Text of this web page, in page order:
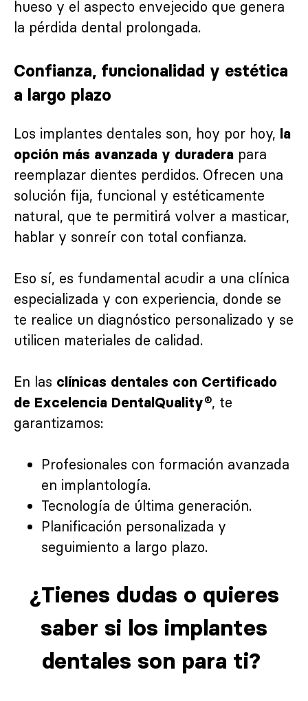
hueso y el aspecto envejecido que genera
la pérdida dental prolongada.
Confianza, funcionalidad y estética
a largo plazo
Los implantes dentales son, hoy por hoy, la
opción más avanzada y duradera para
reemplazar dientes perdidos. Ofrecen una
solución fija, funcional y estéticamente
natural, que te permitirá volver a masticar,
hablar y sonreír con total confianza.
Eso sí, es fundamental acudir a una clínica
especializada y con experiencia, donde se
te realice un diagnóstico personalizado y se
utilicen materiales de calidad.
En las clínicas dentales con Certificado
de Excelencia DentalQuality®, te
garantizamos:
Profesionales con formación avanzada
en implantología.
Tecnología de última generación.
Planificación personalizada y
seguimiento a largo plazo.
¿Tienes dudas o quieres
saber si los implantes
dentales son para ti?